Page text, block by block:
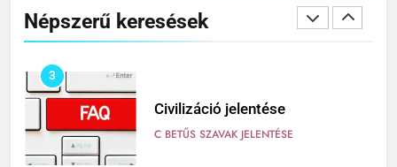
Népszerű keresésekC BETŰS SZAVAK JELENTÉSE
3
Civilizáció jelentése
C BETŰS SZAVAK JELENTÉSE